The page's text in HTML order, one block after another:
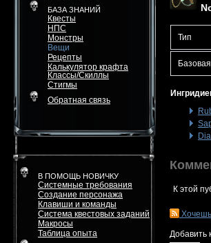
БАЗА ЗНАНИЙ
Квесты
НПС
Монстры
Вещи
Рецепты
Калькулятор крафта
Классы/Скиллы
Стигмы
Обратная связь
В ПОМОЩЬ НОВИЧКУ
Системные требования
Создание персонажа
Клавиши и команды
Система квестовых заданий
Макросы
Таблица опыта
Тип
К этой
Добавить